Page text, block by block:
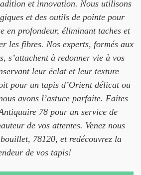
et innovation. Nous utilisons
et des outils de pointe pour
en profondeur, éliminant taches et
les fibres. Nos experts, formés aux
s’attachent à redonner vie à vos
leur éclat et leur texture
pour un tapis d’Orient délicat ou
avons l’astuce parfaite. Faites
78 pour un service de
de vos attentes. Venez nous
78120, et redécouvrez la
de vos tapis!